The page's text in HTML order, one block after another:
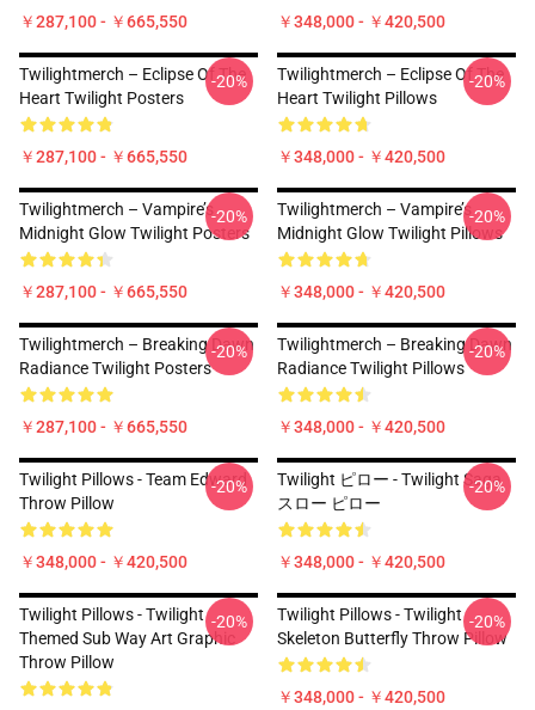
￥287,100 - ￥665,550 ￥348,000 - ￥420,500
Twilightmerch – Eclipse Of The
Heart Twilight Posters
￥287,100 - ￥665,550
-20%
Twilightmerch – Eclipse Of The
Heart Twilight Pillows
￥348,000 - ￥420,500
-20%
Twilightmerch – Vampire’s
Midnight Glow Twilight Posters
￥287,100 - ￥665,550
-20%
Twilightmerch – Vampire’s
Midnight Glow Twilight Pillows
￥348,000 - ￥420,500
-20%
Twilightmerch – Breaking Dawn
Radiance Twilight Posters
￥287,100 - ￥665,550
-20%
Twilightmerch – Breaking Dawn
Radiance Twilight Pillows
￥348,000 - ￥420,500
-20%
Twilight Pillows - Team Edward
Throw Pillow
￥348,000 - ￥420,500
-20%
Twilight ピロー - Twilight Saga
スロー ピロー
￥348,000 - ￥420,500
-20%
Twilight Pillows - Twilight
Themed Sub Way Art Graphic
Throw Pillow
-20%
Twilight Pillows - Twilight
Skeleton Butterfly Throw Pillow
￥348,000 - ￥420,500
-20%